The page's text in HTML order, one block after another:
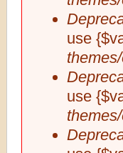
use
use